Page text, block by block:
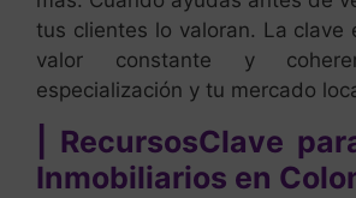
tus clientes lo valoran. La clave
valor constante y
especialización y tu mercado
| RecursosClave
Inmobiliarios en